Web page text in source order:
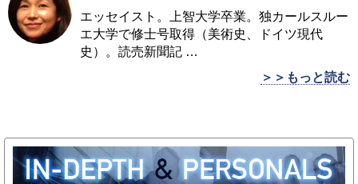
エッセイスト。上智大学卒業。独カールスルー
エ大学で修士号取得（美術史、ドイツ現代
史）。読売新聞記 …
＞＞もっと読む